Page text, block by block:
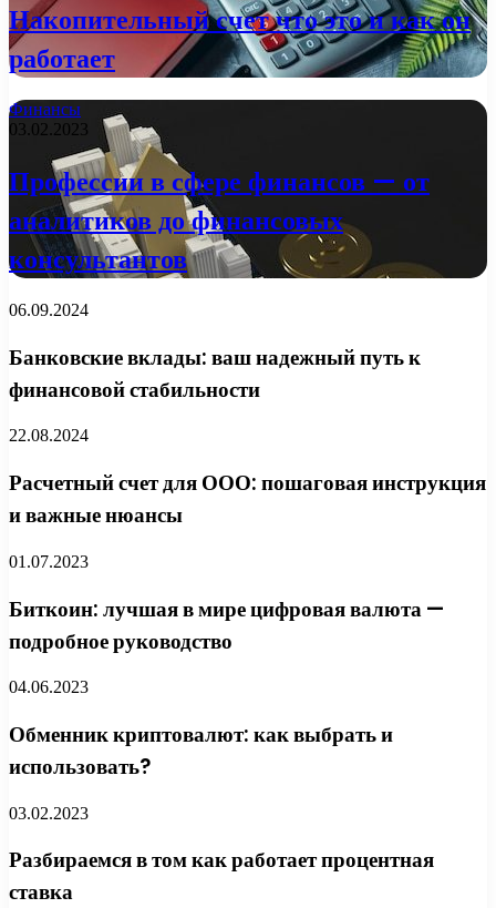
Накопительный счет что это и как он
работает
Финансы
03.02.2023
Профессии в сфере финансов — от
аналитиков до финансовых
консультантов
06.09.2024
Банковские вклады: ваш надежный путь к
финансовой стабильности
22.08.2024
Расчетный счет для ООО: пошаговая инструкция
и важные нюансы
01.07.2023
Биткоин: лучшая в мире цифровая валюта —
подробное руководство
04.06.2023
Обменник криптовалют: как выбрать и
использовать?
03.02.2023
Разбираемся в том как работает процентная
ставка